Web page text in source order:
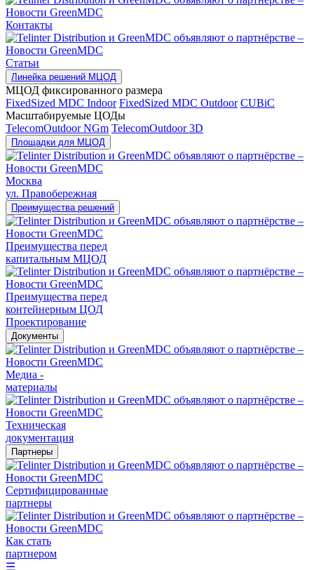
Контакты
Статьи
Линейка решений МЦОД
МЦОД фиксированного размера
FixedSized MDC Indoor FixedSized MDC Outdoor CUBiC
Масштабируемые ЦОДы
TelecomOutdoor NGm TelecomOutdoor 3D
Площадки для МЦОД
Москва
ул. Правобережная
Преимущества решений
Преимущества перед
капитальным МЦОД
Преимущества перед
контейнерным ЦОД
Проектирование
Документы
Медиа -
материалы
Техническая
документация
Партнеры
Сертифицированные
партнеры
Как стать
партнером
☰